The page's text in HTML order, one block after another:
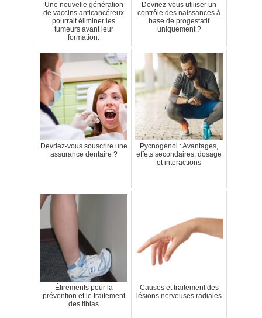
Une nouvelle génération
de vaccins anticancéreux
pourrait éliminer les
tumeurs avant leur
formation.
Devriez-vous utiliser un
contrôle des naissances à
base de progestatif
uniquement ?
Devriez-vous souscrire une
assurance dentaire ?
Pycnogénol : Avantages,
effets secondaires, dosage
et interactions
Étirements pour la
prévention et le traitement
des tibias
Causes et traitement des
lésions nerveuses radiales